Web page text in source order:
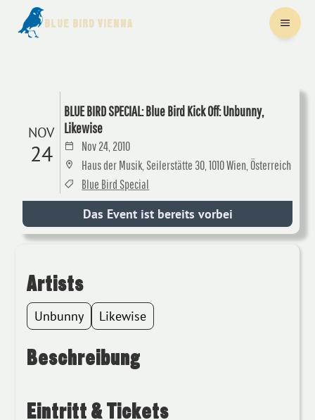
BLUE BIRD VIENNA
NOV
24
BLUE BIRD SPECIAL: Blue Bird Kick Off: Unbunny,
Likewise
Nov 24, 2010
Haus der Musik, Seilerstätte 30, 1010 Wien, Österreich
Blue Bird Special
Das Event ist bereits vorbei
Artists
Unbunny Likewise
Beschreibung
Eintritt & Tickets